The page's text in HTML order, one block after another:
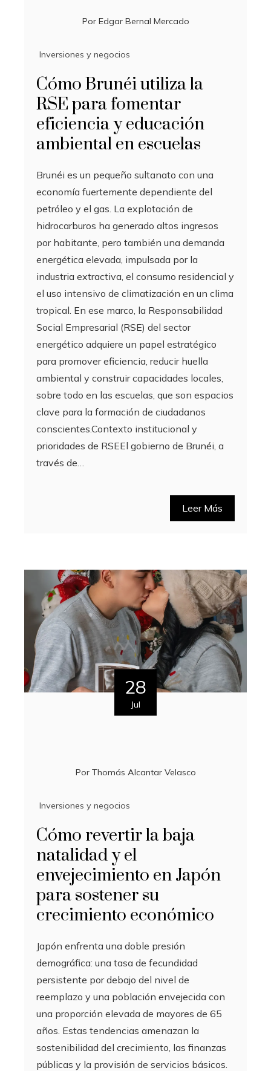
Por Edgar Bernal Mercado
Inversiones y negocios
Cómo Brunéi utiliza la
RSE para fomentar
eficiencia y educación
ambiental en escuelas
Brunéi es un pequeño sultanato con una
economía fuertemente dependiente del
petróleo y el gas. La explotación de
hidrocarburos ha generado altos ingresos
por habitante, pero también una demanda
energética elevada, impulsada por la
industria extractiva, el consumo residencial y
el uso intensivo de climatización en un clima
tropical. En ese marco, la Responsabilidad
Social Empresarial (RSE) del sector
energético adquiere un papel estratégico
para promover eficiencia, reducir huella
ambiental y construir capacidades locales,
sobre todo en las escuelas, que son espacios
clave para la formación de ciudadanos
conscientes.Contexto institucional y
prioridades de RSEEl gobierno de Brunéi, a
través de…
Leer Más
28
Jul
Por Thomás Alcantar Velasco
Inversiones y negocios
Cómo revertir la baja
natalidad y el
envejecimiento en Japón
para sostener su
crecimiento económico
Japón enfrenta una doble presión
demográfica: una tasa de fecundidad
persistente por debajo del nivel de
reemplazo y una población envejecida con
una proporción elevada de mayores de 65
años. Estas tendencias amenazan la
sostenibilidad del crecimiento, las finanzas
públicas y la provisión de servicios básicos.